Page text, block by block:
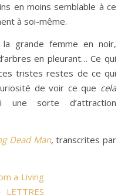
en moins semblable à ce
à soi-même.
grande femme en noir,
en pleurant… Ce qui
tristes restes de ce qui
de voir ce que cela
sorte d’attraction
Dead Man,transcrites par